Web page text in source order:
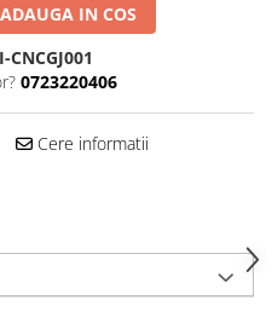
ADAUGA IN COS
CNCGJ001
0723220406
Cere informatii